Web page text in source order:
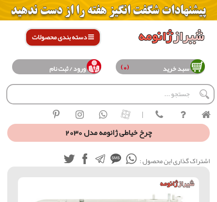
دسته بندی محصولات
سبد خرید (0) ورود / ثبت نام
|
چرخ خیاطی ژانومه مدل 2030
اشتراک گذاری این محصول :